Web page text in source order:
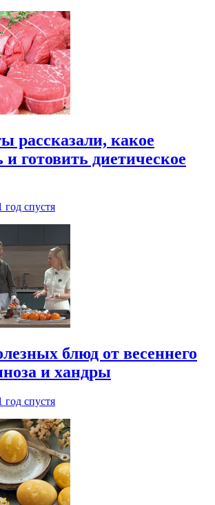
рассказали, какое
готовить диетическое
год спустя
блюд от весеннего
и хандры
год спустя